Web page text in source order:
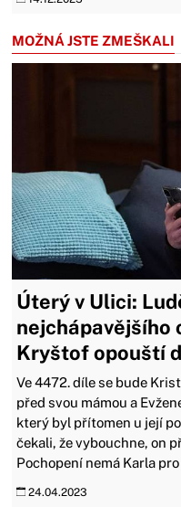
MOŽNÁ JSTE ZMEŠKALI
Úterý v Ulici:
nejchápavějšího
Kryštof opouští
Ve 4472. díle se bude
před svou mámou a
který byl přítomen u její
čekali, že vybouchne, on
Pochopení nemá Karla
24.04.2023